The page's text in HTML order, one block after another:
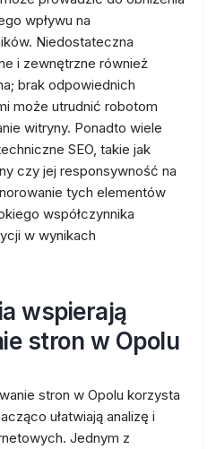
wpływu na
Niedostateczna
i zewnętrzne również
brak odpowiednich
może utrudnić robotom
witryny. Ponadto wiele
SEO, takie jak
czy jej responsywność na
tych elementów
współczynnika
w wynikach
wspierają
stron w Opolu
stron w Opolu korzysta
ułatwiają analizę i
Jednym z